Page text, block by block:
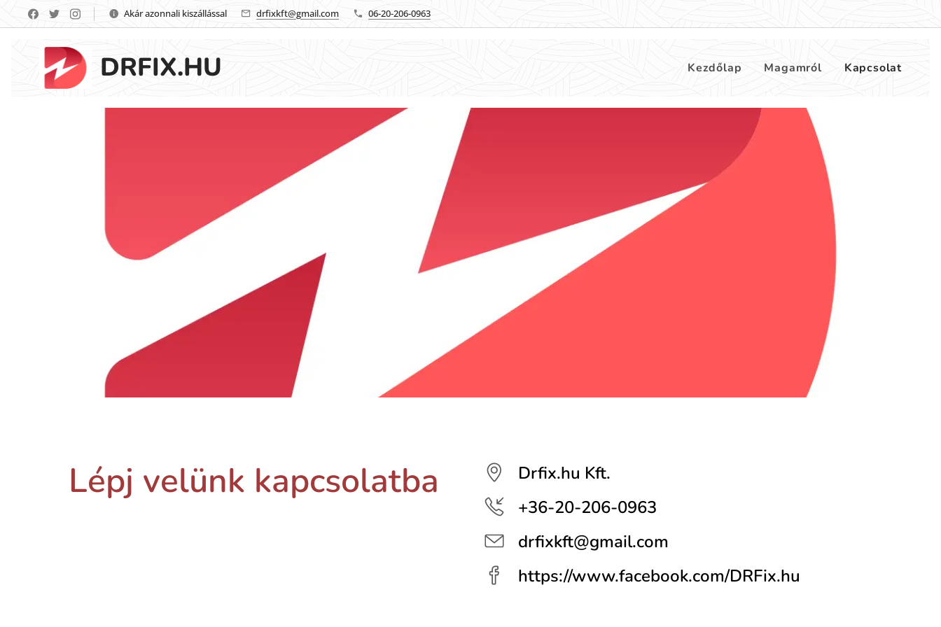
Akár azonnali kiszállással drfixkft@gmail.com 06-20-206-0963
DRFIX.HU Kezdőlap Magamról Kapcsolat
Lépj velünk kapcsolatba
Drfix.hu Kft.
+36-20-206-0963
drfixkft@gmail.com
https://www.facebook.com/DRFix.hu